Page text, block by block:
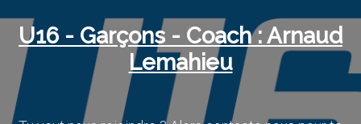
U16 - Garçons - Coach : Arnaud
Lemahieu